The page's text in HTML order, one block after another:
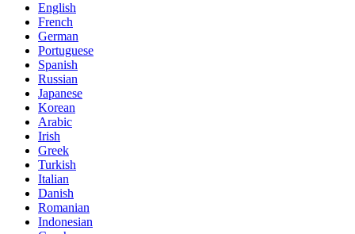
English
French
German
Portuguese
Spanish
Russian
Japanese
Korean
Arabic
Irish
Greek
Turkish
Italian
Danish
Romanian
Indonesian